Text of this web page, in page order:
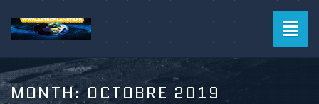
MONTH:OCTOBRE 2019